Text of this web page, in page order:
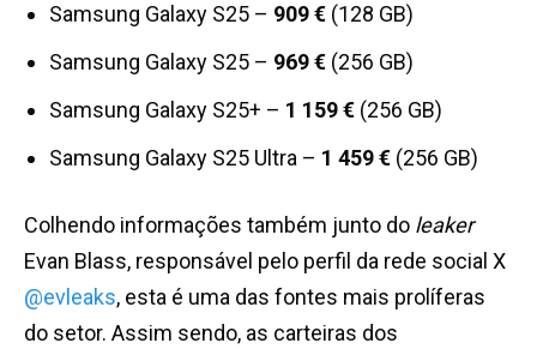
Samsung Galaxy S25 – 909 € (128 GB)
Samsung Galaxy S25 – 969 € (256 GB)
Samsung Galaxy S25+ – 1 159 € (256 GB)
Samsung Galaxy S25 Ultra – 1 459 € (256 GB)
Colhendo informações também junto do leaker
Evan Blass, responsável pelo perfil da rede social X
@evleaks, esta é uma das fontes mais prolíferas
do setor. Assim sendo, as carteiras dos